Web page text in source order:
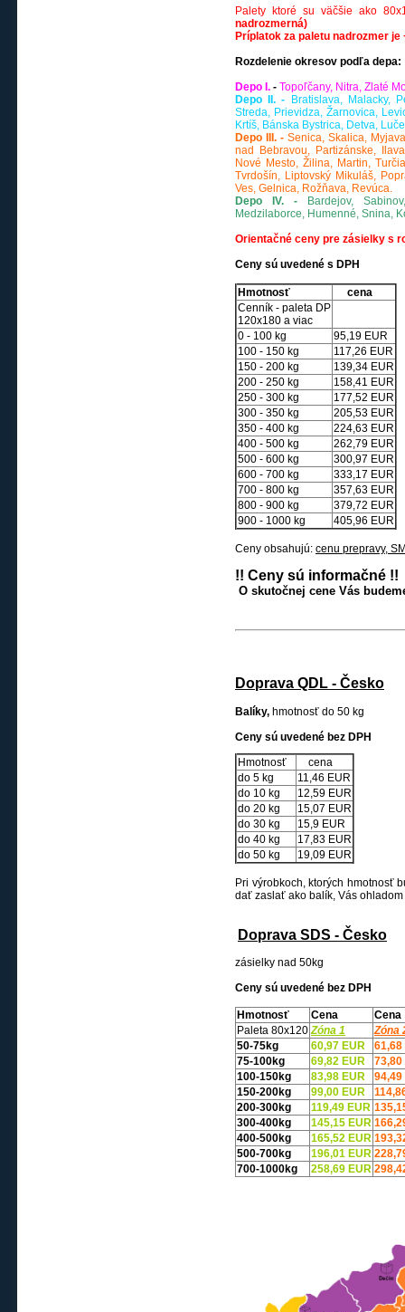
Palety ktoré su väčšie ako
nadrozmerná)
Príplatok za paletu nadrozmer je
Rozdelenie okresov podľa depa:
Depo I. - Topoľčany, Nitra, Zlaté
Depo II. -
Bratislava, Malacky,
Streda, Prievidza, Žarnovica,
Krtíš, Bánska Bystrica, Detva,
Depo III. - Senica, Skalica,
nad Bebravou, Partizánske,
Nové Mesto, Žilina, Martin,
Tvrdošín, Liptovský Mikuláš,
Ves, Gelnica, Rožňava, Revúca.
Depo IV. -
Bardejov,
Medzilaborce, Humenné, Snina,
Orientačné ceny pre zásielky s
Ceny sú uvedené s DPH
Hmotnosť
cena
Cenník - paleta DP
120x180 a viac
0 - 100 kg
95,19 EUR
100 - 150 kg
117,26 EUR
150 - 200 kg
139,34 EUR
200 - 250 kg
158,41 EUR
250 - 300 kg
177,52 EUR
300 - 350 kg
205,53 EUR
350 - 400 kg
224,63 EUR
400 - 500 kg
262,79 EUR
500 - 600 kg
300,97 EUR
600 - 700 kg
333,17 EUR
700 - 800 kg
357,63 EUR
800 - 900 kg
379,72 EUR
900 - 1000 kg
405,96 EUR
Ceny obsahujú: cenu prepravy,
!! Ceny sú informačné !!
O skutočnej cene Vás
Doprava QDL - Česko
Balíky, hmotnosť do 50 kg
Ceny sú uvedené bez DPH
Hmotnosť
cena
do 5 kg
11,46 EUR
do 10 kg
12,59 EUR
do 20 kg
15,07 EUR
do 30 kg
15,9 EUR
do 40 kg
17,83 EUR
do 50 kg
19,09 EUR
Pri výrobkoch, ktorých hmotnosť
dať zaslať ako balík, Vás
Doprava SDS - Česko
zásielky nad 50kg
Ceny sú uvedené bez DPH
Hmotnosť Cena
Cena
Paleta 80x120 Zóna 1
Zóna
50-75kg
60,97 EUR
61,68
75-100kg
69,82 EUR
73,80
100-150kg
83,98 EUR
94,49
150-200kg
99,00 EUR
200-300kg
119,49 EUR
300-400kg
145,15 EUR
400-500kg
165,52 EUR
500-700kg
196,01 EUR
700-1000kg
258,69 EUR